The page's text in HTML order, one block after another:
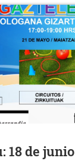
18 de junio